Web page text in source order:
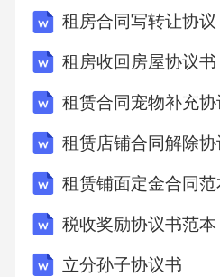
租房合同写转让协议
租房收回房屋协议书
租赁合同宠物补充协
租赁店铺合同解除协
租赁铺面定金合同范
税收奖励协议书范本
立分孙子协议书